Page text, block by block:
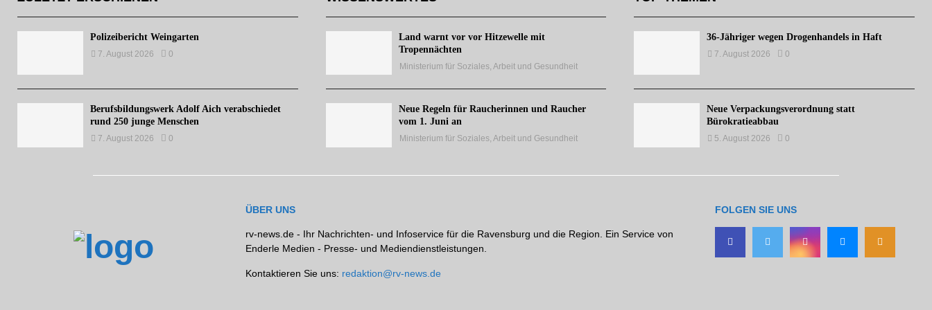
Polizeibericht Weingarten
7. August 2026 0
Berufsbildungswerk Adolf Aich verabschiedet
rund 250 junge Menschen
7. August 2026 0
Land warnt vor vor Hitzewelle mit
Tropennächten
Ministerium für Soziales, Arbeit und Gesundheit
Neue Regeln für Raucherinnen und Raucher
vom 1. Juni an
Ministerium für Soziales, Arbeit und Gesundheit
36-Jähriger wegen Drogenhandels in Haft
7. August 2026 0
Neue Verpackungsverordnung statt
Bürokratieabbau
5. August 2026 0
ÜBER UNS
rv-news.de - Ihr Nachrichten- und Infoservice für die Ravensburg und die Region. Ein Service von
Enderle Medien - Presse- und Mediendienstleistungen.
Kontaktieren Sie uns: redaktion@rv-news.de
FOLGEN SIE UNS